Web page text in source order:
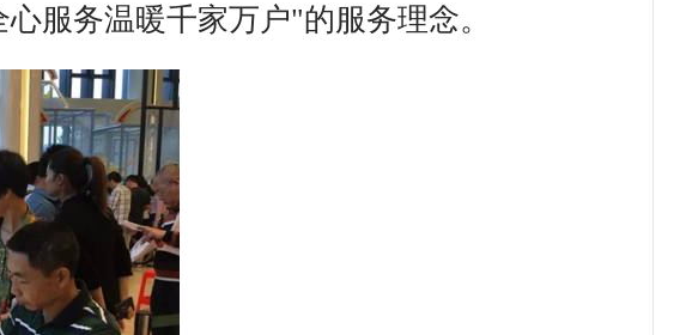
服务温暖千家万户"的服务理念。